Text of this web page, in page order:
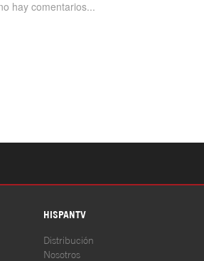
HISPANTV
Distribución
Nosotros